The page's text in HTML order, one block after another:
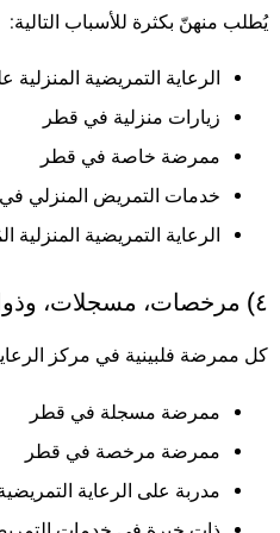
يُطلب منهنّ بكثرة للأسباب التالية:
الرعاية التمريضية
زيارات منزلية في قطر
ممرضة خاصة في قطر
خدمات التمريض المنزلي
الرعاية التمريضية
٤) مرخصات، مسجلات، وذوات كفاءة عالية
كل ممرضة فلبينية في مركز
ممرضة مسجلة في قطر
ممرضة مرخصة في قطر
مدربة على الرعاية